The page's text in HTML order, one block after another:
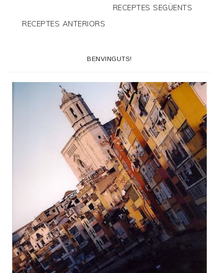
RECEPTES SEGÜENTS
RECEPTES ANTERIORS
BENVINGUTS!